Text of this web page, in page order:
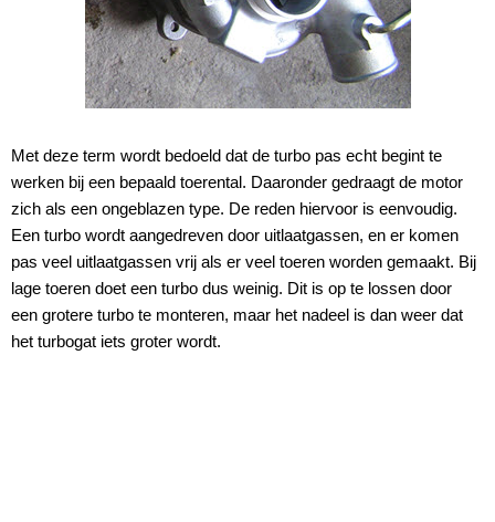
Met deze term wordt bedoeld dat de turbo pas echt begint te
werken bij een bepaald toerental. Daaronder gedraagt de motor
zich als een ongeblazen type. De reden hiervoor is eenvoudig.
Een turbo wordt aangedreven door uitlaatgassen, en er komen
pas veel uitlaatgassen vrij als er veel toeren worden gemaakt. Bij
lage toeren doet een turbo dus weinig. Dit is op te lossen door
een grotere turbo te monteren, maar het nadeel is dan weer dat
het turbogat iets groter wordt.